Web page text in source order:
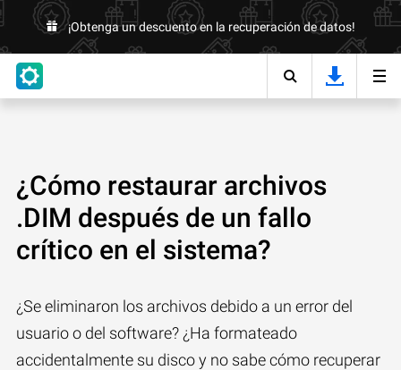
¡Obtenga un descuento en la recuperación de datos!
¿Cómo restaurar archivos
.DIM después de un fallo
crítico en el sistema?
¿Se eliminaron los archivos debido a un error del
usuario o del software? ¿Ha formateado
accidentalmente su disco y no sabe cómo recuperar